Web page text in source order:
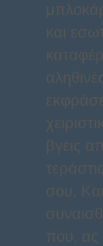
και
βγεις
σου.
που, ας